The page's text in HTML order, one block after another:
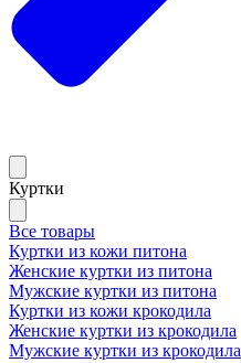
Куртки
Все товары
Куртки из кожи питона
Женские куртки из питона
Мужские куртки из питона
Куртки из кожи крокодила
Женские куртки из крокодила
Мужские куртки из крокодила